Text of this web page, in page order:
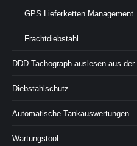
GPS Lieferketten Management
Frachtdiebstahl
DDD Tachograph auslesen aus
Diebstahlschutz
Automatische Tankauswertungen
Wartungstool